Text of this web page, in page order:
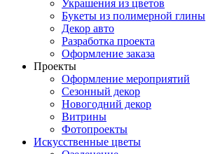
Украшения из цветов
Букеты из полимерной глины
Декор авто
Разработка проекта
Оформление заказа
Проекты
Оформление мероприятий
Сезонный декор
Новогодний декор
Витрины
Фотопроекты
Искусственные цветы